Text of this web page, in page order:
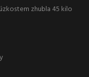
zhubla 45 kilo